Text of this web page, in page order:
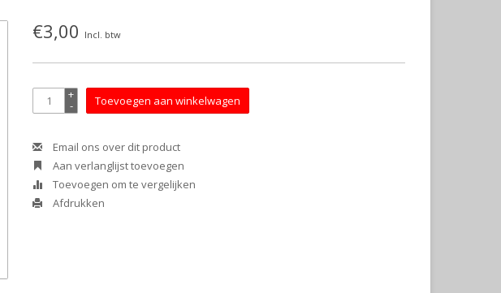
€3,00 Incl. btw
+
- Toevoegen aan winkelwagen
Email ons over dit product
Aan verlanglijst toevoegen
Toevoegen om te vergelijken
Afdrukken